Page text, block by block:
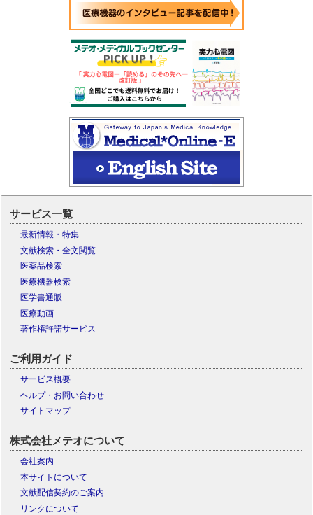
サービス一覧
最新情報・特集
文献検索・全文閲覧
医薬品検索
医療機器検索
医学書通販
医療動画
著作権許諾サービス
ご利用ガイド
サービス概要
ヘルプ・お問い合わせ
サイトマップ
株式会社メテオについて
会社案内
本サイトについて
文献配信契約のご案内
リンクについて